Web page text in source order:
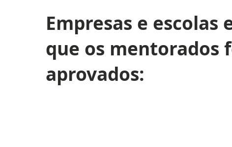
Empresas e escolas
que os mentorados
aprovados: